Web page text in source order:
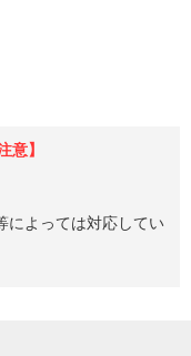
意】
によっては対応してい